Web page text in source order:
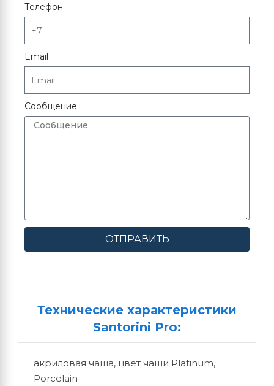
Телефон
Email
Сообщение
ОТПРАВИТЬ
Технические характеристики
Santorini Pro:
акриловая чаша, цвет чаши Platinum,
Porcelain